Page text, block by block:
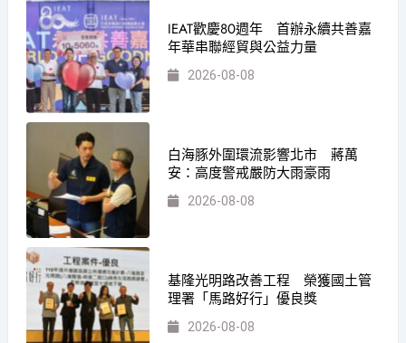
IEAT歡慶80週年 首辦永續共善嘉
年華串聯經貿與公益力量
2026-08-08
白海豚外圍環流影響北市 蔣萬
安：高度警戒嚴防大雨豪雨
2026-08-08
基隆光明路改善工程 榮獲國土管
理署「馬路好行」優良獎
2026-08-08